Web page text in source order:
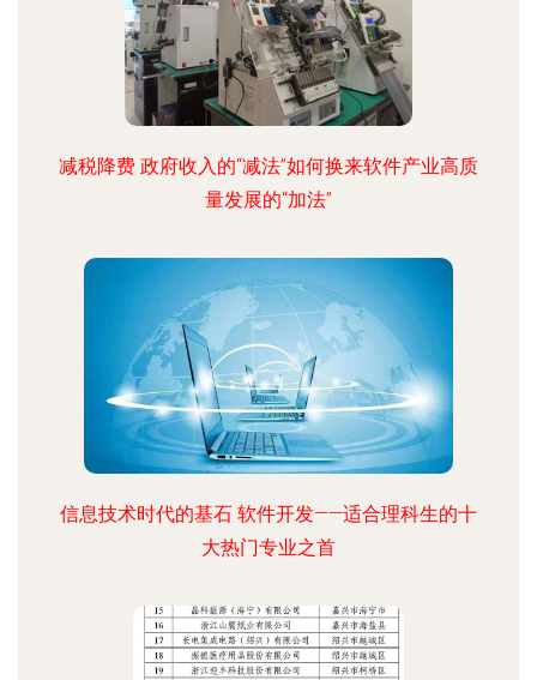
减税降费 政府收入的“减法”如何换来软件产业高质
量发展的“加法”
信息技术时代的基石 软件开发——适合理科生的十
大热门专业之首